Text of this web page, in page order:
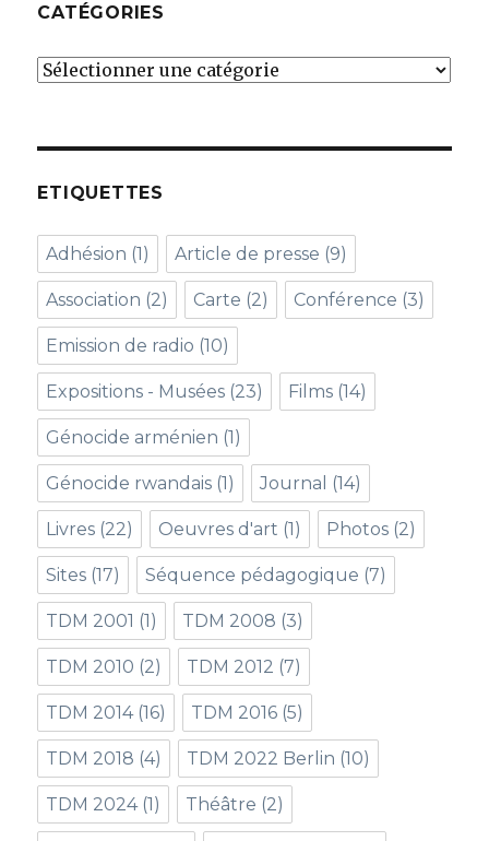
CATÉGORIES
Catégories
ETIQUETTES
Adhésion (1) Article de presse (9)
Association (2) Carte (2) Conférence (3)
Emission de radio (10)
Expositions - Musées (23) Films (14)
Génocide arménien (1)
Génocide rwandais (1) Journal (14)
Livres (22) Oeuvres d'art (1) Photos (2)
Sites (17) Séquence pédagogique (7)
TDM 2001 (1) TDM 2008 (3)
TDM 2010 (2) TDM 2012 (7)
TDM 2014(16) TDM 2016 (5)
TDM 2018 (4) TDM 2022 Berlin (10)
TDM 2024(1) Théâtre (2)